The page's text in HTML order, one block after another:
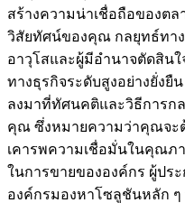
สร้างความน่าเชื่อถือของต
วิสัยทัศน์ของคุณ กลยุทธ์ทาง
อาวุโสและผู้มีอำนาจตัดสิน
ทางธุรกิจระดับสูงอย่างยั่งยื
ลงมาที่ทัศนคติและวิธีการก
คุณ ซึ่งหมายความว่าคุณจะต้
เคารพความเชื่อมั่นในคุณภ
ในการขายขององค์กร ผู้ปร
องค์กรมองหาโซลูชันหลัก ๆ